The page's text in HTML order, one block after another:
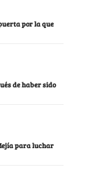
por la que
de haber sido
para luchar